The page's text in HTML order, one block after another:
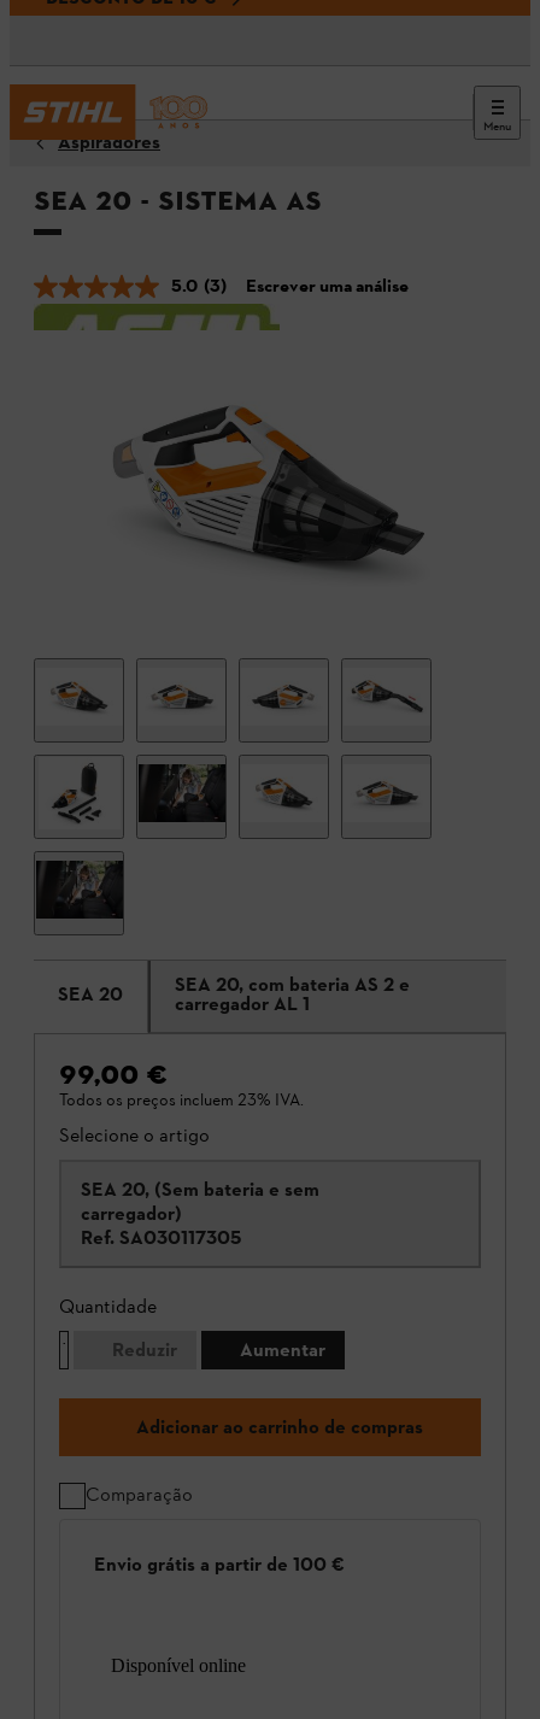
Menu
Aspiradores
SEA 20 - SISTEMA AS
5.0 (3) Escrever uma análise
SEA 20 SEA 20, com bateria AS 2 e
carregador AL 1
99,00 €
Todos os preços incluem 23% IVA.
Selecione o artigo
SEA 20, (Sem bateria e sem
carregador)
Ref. SA030117305
Quantidade
Reduzir
Aumentar
Adicionar ao carrinho de compras
Comparação
Envio grátis a partir de 100 €
Disponível online